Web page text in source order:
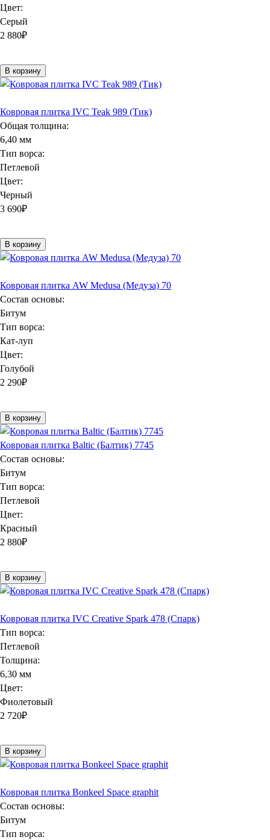
Цвет:
Серый
2 880₽
В корзину
Ковровая плитка IVC Teak 989 (Тик)
Общая толщина:
6,40 мм
Тип ворса:
Петлевой
Цвет:
Черный
3 690₽
В корзину
Ковровая плитка AW Medusa (Медуза) 70
Состав основы:
Битум
Тип ворса:
Кат-луп
Цвет:
Голубой
2 290₽
В корзину
Ковровая плитка Baltic (Балтик) 7745
Состав основы:
Битум
Тип ворса:
Петлевой
Цвет:
Красный
2 880₽
В корзину
Ковровая плитка IVC Creative Spark 478 (Спарк)
Тип ворса:
Петлевой
Толщина:
6,30 мм
Цвет:
Фиолетовый
2 720₽
В корзину
Ковровая плитка Bonkeel Space graphit
Состав основы:
Битум
Тип ворса: